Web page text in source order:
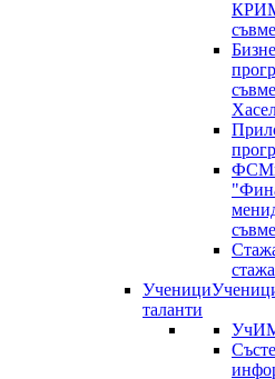
КРИ
Ученици
таланти